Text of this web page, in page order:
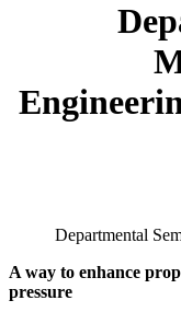
A way to enhance
pressure